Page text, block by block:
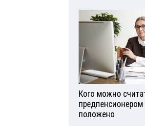
Кого можно
положено